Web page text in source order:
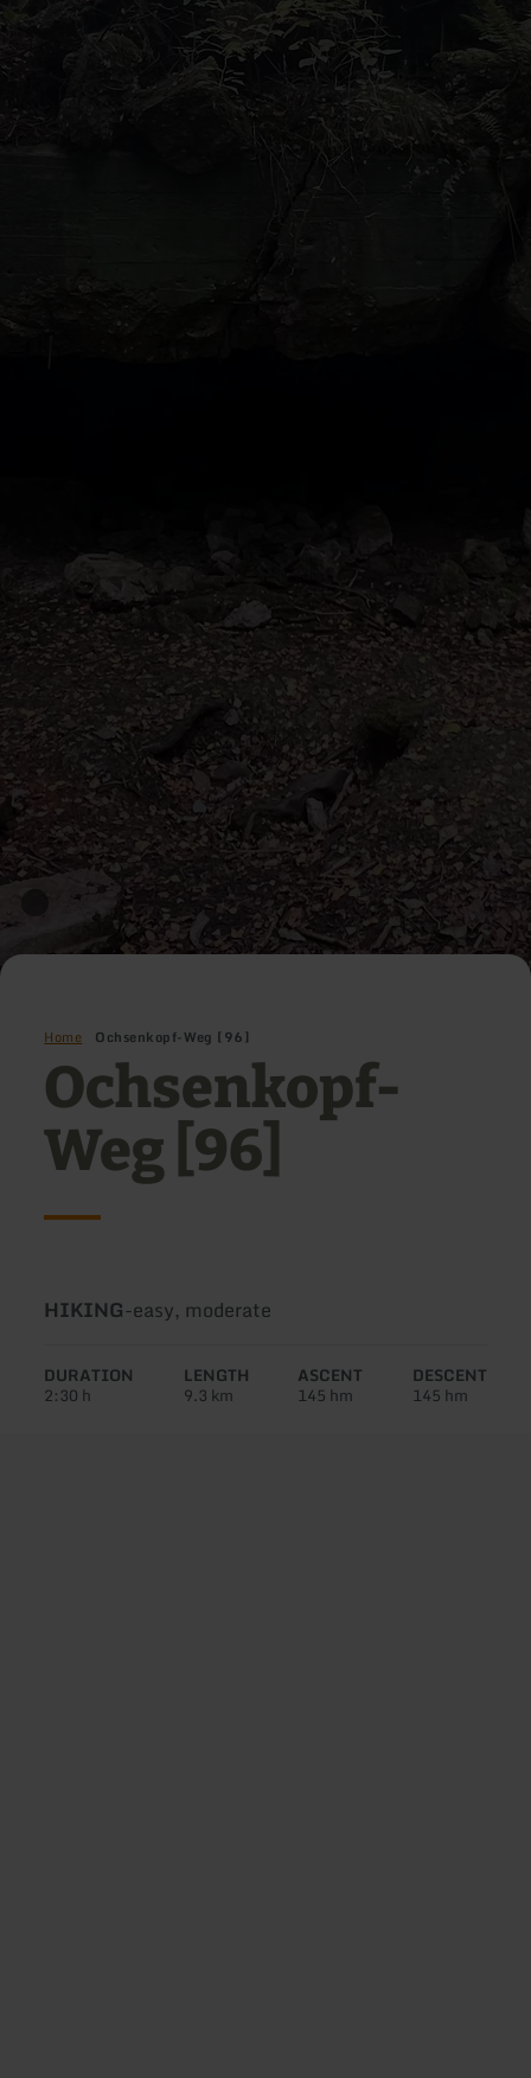
Home Ochsenkopf-Weg [96]
Ochsenkopf-
Weg [96]
Type
tour:
HIKING-Difficulty:
easy, moderate
DURATION
2:30 h
LENGTH
9.3 km
ASCENT
145 hm
DESCENT
145 hm